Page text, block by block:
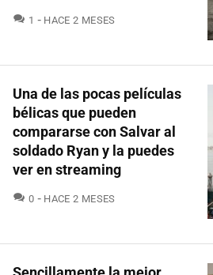
1 COMENTARIOS
HACE 2 MESES
Una de las pocas películas
bélicas que pueden
compararse con Salvar al
soldado Ryan y la puedes
ver en streaming
0 COMENTARIOS
HACE 2 MESES